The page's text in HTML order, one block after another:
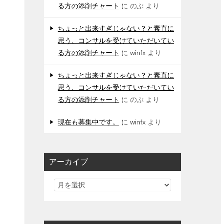
る方の添削チャート に のぶ より
ちょっと出来すぎじゃない？と素直に
思う、コンサルを受けていただいてい
る方の添削チャート に winfx より
ちょっと出来すぎじゃない？と素直に
思う、コンサルを受けていただいてい
る方の添削チャート に のぶ より
現在も募集中です。 に winfx より
アーカイブ